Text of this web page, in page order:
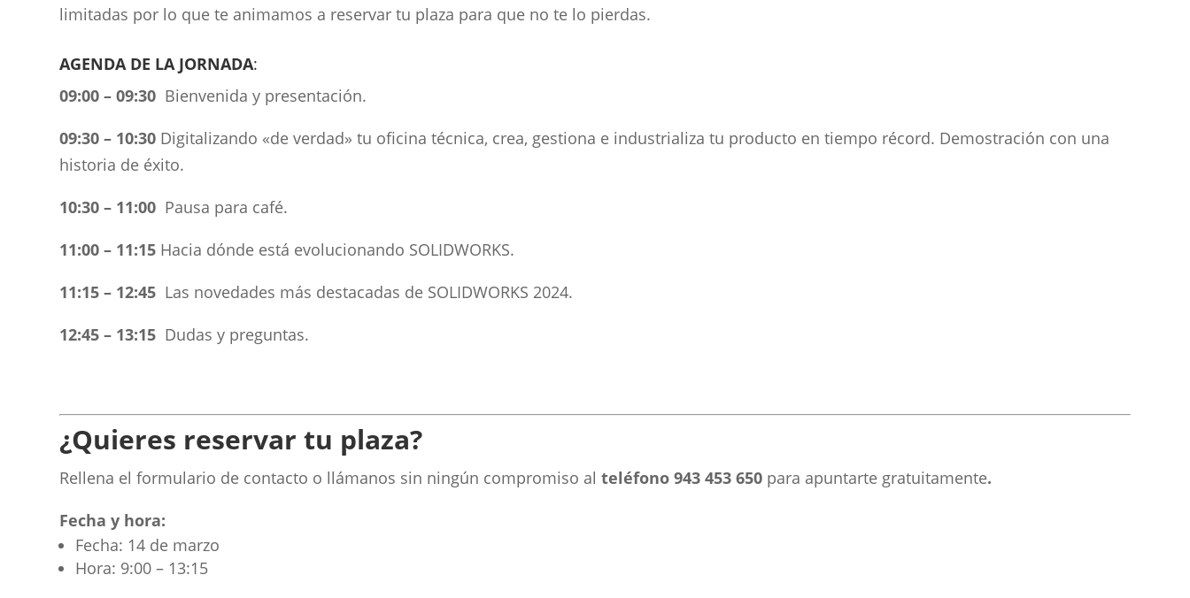
limitadas por lo que te animamos a reservar tu plaza para que no te lo pierdas.
AGENDA DE LA JORNADA:
09:00 – 09:30 Bienvenida y presentación.
09:30 – 10:30 Digitalizando «de verdad» tu oficina técnica, crea, gestiona e industrializa tu producto en tiempo récord. Demostración con una
historia de éxito.
10:30 – 11:00 Pausa para café.
11:00 – 11:15 Hacia dónde está evolucionando SOLIDWORKS.
11:15 – 12:45 Las novedades más destacadas de SOLIDWORKS 2024.
12:45 – 13:15 Dudas y preguntas.
¿Quieres reservar tu plaza?
Rellena el formulario de contacto o llámanos sin ningún compromiso alteléfono 943 453 650 para apuntarte gratuitamente.
Fecha y hora:
Fecha: 14 de marzo
Hora: 9:00 – 13:15